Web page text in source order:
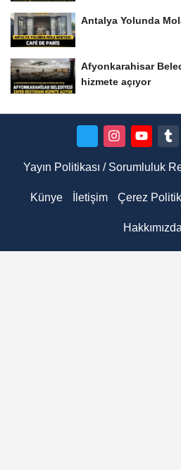
Antalya Yolunda
Afyonkarahisar
hizmete açıyor
Yayın Politikası / Sorumluluk
Künye İletişim Çerez
Hakkımızda